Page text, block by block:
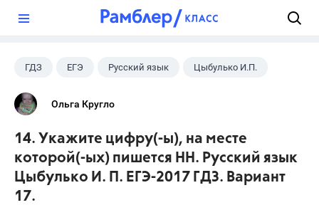
ГДЗ ЕГЭ Русский язык Цыбулько И.П.
Ольга Кругло
14. Укажите цифру(-ы), на месте
которой(-ых) пишется НН. Русский язык
Цыбулько И. П. ЕГЭ-2017 ГДЗ. Вариант
17.